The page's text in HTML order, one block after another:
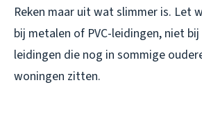
Reken maar uit wat slimmer is. Let
bij metalen of PVC-leidingen, niet
leidingen die nog in sommige
woningen zitten.